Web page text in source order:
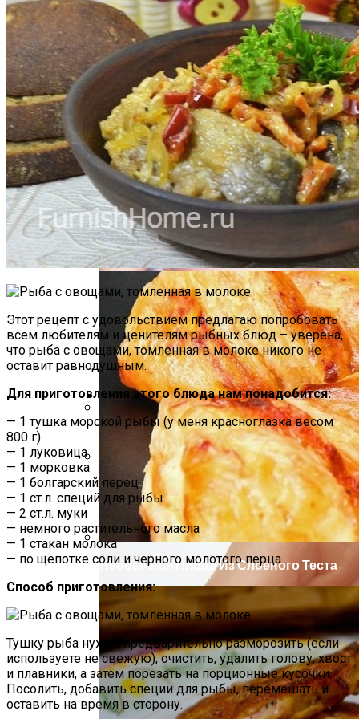
Почему Нельзя Повторно Кипятить
Воду Для Приготовления Чая Или Кофе
Как Повторно Использовать Воду
После Варки Риса
Маникюр Бордового Цвета
Секреты Обворожительного Макияжа
Губ
Мясной Рулет С Соевым Соусом И
Кунжутом
Необычная Пицца Из Слоеного Теста
Этот рецепт с удовольствием предлагаю попробовать
всем любителям и ценителям рыбных блюд – уверена,
что рыба с овощами, томленная в молоке никого не
оставит равнодушным.
Для приготовления этого блюда нам понадобится:
— 1 тушка морской рыбы (у меня красноглазка весом
800 г)
— 1 луковица
— 1 морковка
— 1 болгарский перец
— 1 ст.л. специй для рыбы
— 2 ст.л. муки
— немного растительного масла
— 1 стакан молока
— по щепотке соли и черного молотого перца
Способ приготовления:
Тушку рыба нужно предварительно разморозить (если
используете не свежую), очистить, удалить голову, хвост
и плавники, а затем порезать на порционные кусочки.
Посолить, добавить специи для рыбы, перемешать и
оставить на время в сторону.